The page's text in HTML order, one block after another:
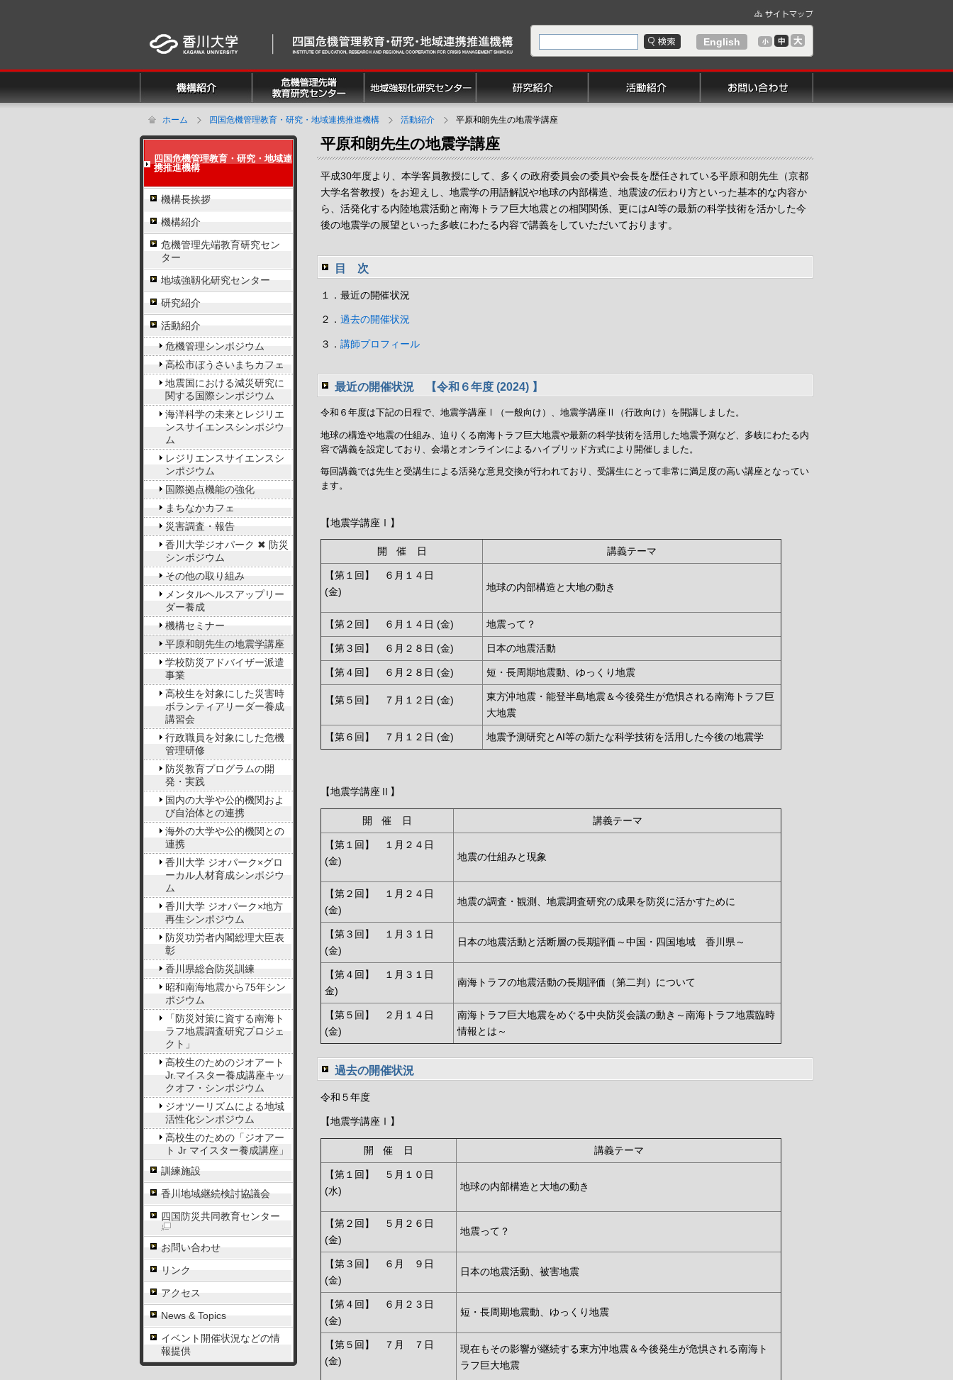
English
ホーム 四国危機管理教育・研究・地域連携推進機構 活動紹介 平原和朗先生の地震学講座
平原和朗先生の地震学講座
平成30年度より、本学客員教授にして、多くの政府委員会の委員や会長を歴任されている平原和朗先生（京都
大学名誉教授）をお迎えし、地震学の用語解説や地球の内部構造、地震波の伝わり方といった基本的な内容か
ら、活発化する内陸地震活動と南海トラフ巨大地震との相関関係、更にはAI等の最新の科学技術を活かした今
後の地震学の展望といった多岐にわたる内容で講義をしていただいております。
目 次
１．最近の開催状況
２． 過去の開催状況
３． 講師プロフィール
最近の開催状況 【令和６年度 (2024) 】
令和６年度は下記の日程で、地震学講座Ⅰ（一般向け）、地震学講座Ⅱ（行政向け）を開講しました。
地球の構造や地震の仕組み、迫りくる南海トラフ巨大地震や最新の科学技術を活用した地震予測など、多岐にわたる内
容で講義を設定しており、会場とオンラインによるハイブリッド方式により開催しました。
毎回講義では先生と受講生による活発な意見交換が行われており、受講生にとって非常に満足度の高い講座となってい
ます。
【地震学講座Ⅰ】
開 催 日 講義テーマ
【第１回】 ６月１４日
(金)
地球の内部構造と大地の動き
【第２回】 ６月１４日 (金) 地震って？
【第３回】 ６月２８日 (金) 日本の地震活動
【第４回】 ６月２８日 (金) 短・長周期地震動、ゆっくり地震
【第５回】 ７月１２日 (金)
東方沖地震・能登半島地震＆今後発生が危惧される南海トラフ巨
大地震
【第６回】 ７月１２日 (金) 地震予測研究とAI等の新たな科学技術を活用した今後の地震学
【地震学講座Ⅱ】
開 催 日 講義テーマ
【第１回】 １月２４日
(金)
地震の仕組みと現象
【第２回】 １月２４日
(金)
地震の調査・観測、地震調査研究の成果を防災に活かすために
【第３回】 １月３１日
(金)
日本の地震活動と活断層の長期評価～中国・四国地域 香川県～
【第４回】 １月３１日
金)
南海トラフの地震活動の長期評価（第二判）について
【第５回】 ２月１４日
(金)
南海トラフ巨大地震をめぐる中央防災会議の動き～南海トラフ地震臨時
情報とは～
過去の開催状況
令和５年度
【地震学講座Ⅰ】
開 催 日 講義テーマ
【第１回】 ５月１０日
(水)
地球の内部構造と大地の動き
【第２回】 ５月２６日
(金)
地震って？
【第３回】 ６月 ９日
(金)
日本の地震活動、被害地震
【第４回】 ６月２３日
(金)
短・長周期地震動、ゆっくり地震
【第５回】 ７月 ７日
(金)
現在もその影響が継続する東方沖地震＆今後発生が危惧される南海ト
ラフ巨大地震
四国危機管理教育・研究・地域連
携推進機構
機構長挨拶
機構紹介
危機管理先端教育研究セン
ター
地域強靱化研究センター
研究紹介
活動紹介
危機管理シンポジウム
高松市ぼうさいまちカフェ
地震国における減災研究に
関する国際シンポジウム
海洋科学の未来とレジリエ
ンスサイエンスシンポジウ
ム
レジリエンスサイエンスシ
ンポジウム
国際拠点機能の強化
まちなかカフェ
災害調査・報告
香川大学ジオパーク ✖ 防災
シンポジウム
その他の取り組み
メンタルヘルスアップリー
ダー養成
機構セミナー
平原和朗先生の地震学講座
学校防災アドバイザー派遣
事業
高校生を対象にした災害時
ボランティアリーダー養成
講習会
行政職員を対象にした危機
管理研修
防災教育プログラムの開
発・実践
国内の大学や公的機関およ
び自治体との連携
海外の大学や公的機関との
連携
香川大学 ジオパーク×グロ
ーカル人材育成シンポジウ
ム
香川大学 ジオパーク×地方
再生シンポジウム
防災功労者内閣総理大臣表
彰
香川県総合防災訓練
昭和南海地震から75年シン
ポジウム
「防災対策に資する南海ト
ラフ地震調査研究プロジェ
クト」
高校生のためのジオアート
Jr.マイスター養成講座キッ
クオフ・シンポジウム
ジオツーリズムによる地域
活性化シンポジウム
高校生のための「ジオアー
ト Jr マイスター養成講座」
訓練施設
香川地域継続検討協議会
四国防災共同教育センター
お問い合わせ
リンク
アクセス
News & Topics
イベント開催状況などの情
報提供